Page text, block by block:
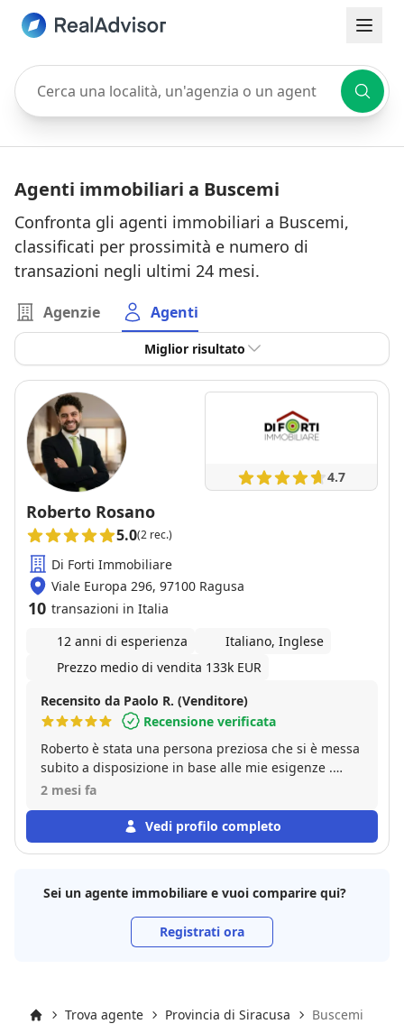
Cerca una località, un'agenzia o un agente
Agenti immobiliari a Buscemi
Confronta gli agenti immobiliari a Buscemi,
classificati per prossimità e numero di
transazioni negli ultimi 24 mesi.
Agenzie Agenti
Miglior risultato
4.7
Roberto Rosano
5.0(2 rec.)
Di Forti Immobiliare
Viale Europa 296, 97100 Ragusa
10 transazioni in Italia
12 anni di esperienza
Italiano, Inglese
Prezzo medio di vendita 133k EUR
Recensito da Paolo R. (Venditore)
Recensione verificata
Roberto è stata una persona preziosa che si è messa
subito a disposizione in base alle mie esigenze .
Preparato , motivato , ha saputo cogliere
sapendo gestire al meglio anche le difficoltà che si
sono presentate durante la gestione della vendita .
2 mesi fa
Vedi profilo completo
Sei un agente immobiliare e vuoi comparire qui?
Registrati ora
Trova agente Provincia di Siracusa Buscemi